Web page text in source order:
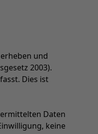
und
2003).
Dies ist
Daten
keine